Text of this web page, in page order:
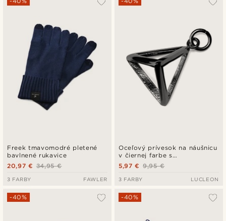
Freek tmavomodré pletené
bavlnené rukavice
34,95 €
20,97 €
3 FARBY FAWLER
Oceľový prívesok na náušnicu
v čiernej farbe s
trojuholníkom
9,95 €
5,97 €
3 FARBY LUCLEON
-40% -40%